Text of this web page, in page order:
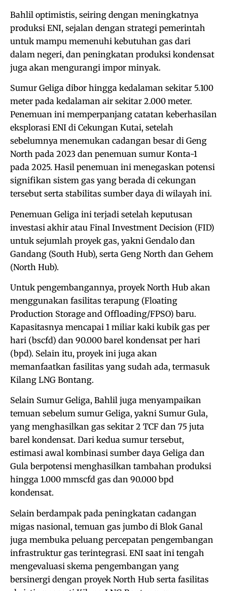
Bahlil optimistis, seiring dengan meningkatnya
produksi ENI, sejalan dengan strategi pemerintah
untuk mampu memenuhi kebutuhan gas dari
dalam negeri, dan peningkatan produksi kondensat
juga akan mengurangi impor minyak.
Sumur Geliga dibor hingga kedalaman sekitar 5.100
meter pada kedalaman air sekitar 2.000 meter.
Penemuan ini memperpanjang catatan keberhasilan
eksplorasi ENI di Cekungan Kutai, setelah
sebelumnya menemukan cadangan besar di Geng
North pada 2023 dan penemuan sumur Konta-1
pada 2025. Hasil penemuan ini menegaskan potensi
signifikan sistem gas yang berada di cekungan
tersebut serta stabilitas sumber daya di wilayah ini.
Penemuan Geliga ini terjadi setelah keputusan
investasi akhir atau Final Investment Decision (FID)
untuk sejumlah proyek gas, yakni Gendalo dan
Gandang (South Hub), serta Geng North dan Gehem
(North Hub).
Untuk pengembangannya, proyek North Hub akan
menggunakan fasilitas terapung (Floating
Production Storage and Offloading/FPSO) baru.
Kapasitasnya mencapai 1 miliar kaki kubik gas per
hari (bscfd) dan 90.000 barel kondensat per hari
(bpd). Selain itu, proyek ini juga akan
memanfaatkan fasilitas yang sudah ada, termasuk
Kilang LNG Bontang.
Selain Sumur Geliga, Bahlil juga menyampaikan
temuan sebelum sumur Geliga, yakni Sumur Gula,
yang menghasilkan gas sekitar 2 TCF dan 75 juta
barel kondensat. Dari kedua sumur tersebut,
estimasi awal kombinasi sumber daya Geliga dan
Gula berpotensi menghasilkan tambahan produksi
hingga 1.000 mmscfd gas dan 90.000 bpd
kondensat.
Selain berdampak pada peningkatan cadangan
migas nasional, temuan gas jumbo di Blok Ganal
juga membuka peluang percepatan pengembangan
infrastruktur gas terintegrasi. ENI saat ini tengah
mengevaluasi skema pengembangan yang
bersinergi dengan proyek North Hub serta fasilitas